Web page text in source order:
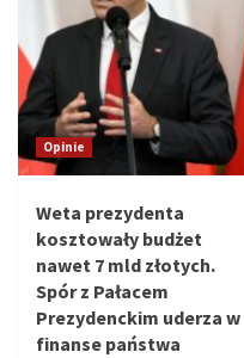
Opinie
Weta prezydenta
kosztowały budżet
nawet 7 mld złotych.
Spór z Pałacem
Prezydenckim uderza w
finanse państwa